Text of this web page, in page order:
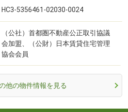
HC3-5356461-02030-0024
（公社）首都圏不動産公正取引協議
会加盟、（公財）日本賃貸住宅管理
協会会員
他の物件情報を見る